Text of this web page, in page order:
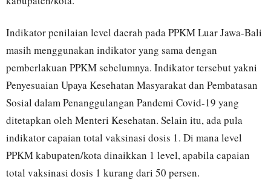
Indikator penilaian level daerah pada PPKM Luar Jawa-Bali
masih menggunakan indikator yang sama dengan
pemberlakuan PPKM sebelumnya. Indikator tersebut yakni
Penyesuaian Upaya Kesehatan Masyarakat dan Pembatasan
Sosial dalam Penanggulangan Pandemi Covid-19 yang
ditetapkan oleh Menteri Kesehatan. Selain itu, ada pula
indikator capaian total vaksinasi dosis 1. Di mana level
PPKM kabupaten/kota dinaikkan 1 level, apabila capaian
total vaksinasi dosis 1 kurang dari 50 persen.